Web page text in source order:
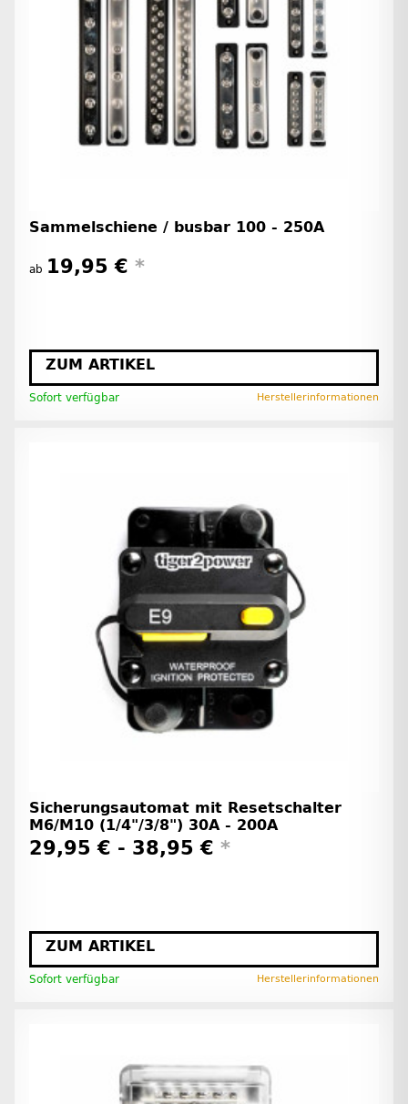
Sammelschiene / busbar 100 - 250A
ab 19,95 € *
ZUM ARTIKEL
Sofort verfügbar Herstellerinformationen
Sicherungsautomat mit Resetschalter
M6/M10 (1/4"/3/8") 30A - 200A
29,95 € - 38,95 € *
ZUM ARTIKEL
Sofort verfügbar Herstellerinformationen